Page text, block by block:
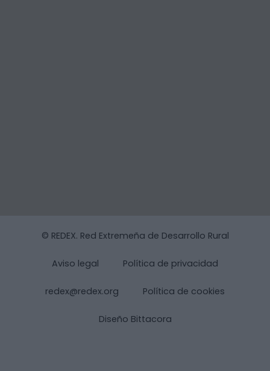
© REDEX. Red Extremeña de Desarrollo Rural
Aviso legal Política de privacidad
redex@redex.org Política de cookies
Diseño Bittacora